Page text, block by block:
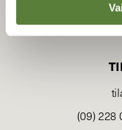
(09) 228